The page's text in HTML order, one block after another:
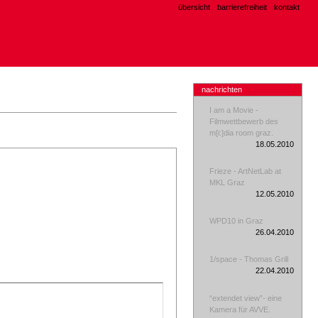
übersicht barrierefreiheit kontakt
nachrichten
I am a Movie -
Filmwettbewerb des
m[i:]dia room graz.
18.05.2010
Frieze - ArtNetLab at
MKL Graz
12.05.2010
WPD10 in Graz
26.04.2010
1/space - Thomas Grill
22.04.2010
“extendet view”- eine
Kamera für AVVE.